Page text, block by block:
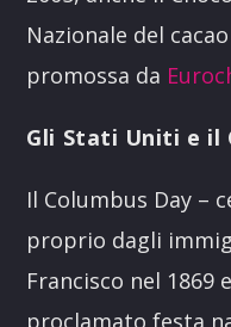
Nazionale del
promossa da
Gli Stati Uniti e il
Il Columbus Day –
proprio dagli
Francisco nel 1869
proclamato festa